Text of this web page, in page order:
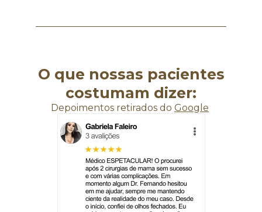
O que nossas pacientes
costumam dizer:
Depoimentos retirados do Google